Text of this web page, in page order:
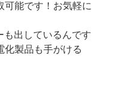
可能です！お気軽に
も出しているんです
化製品も手がける